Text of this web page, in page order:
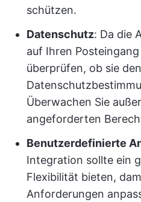
schützen.
Datenschutz: Da die
auf Ihren
überprüfen, ob sie den
Überwachen Sie
angeforderten
Benutzerdefinierte
Integration sollte ein
Flexibilität bieten,
Anforderungen